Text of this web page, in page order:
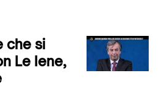
che si
Le Iene,